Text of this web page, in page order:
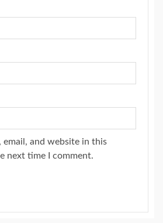
email, and website in this
next time I comment.